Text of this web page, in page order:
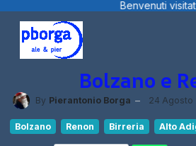
visitatori ... fotografie, filmini e ... dal
Bolzano e
By Pierantonio Borga 24 Agosto
Bolzano Renon Birreria Alto